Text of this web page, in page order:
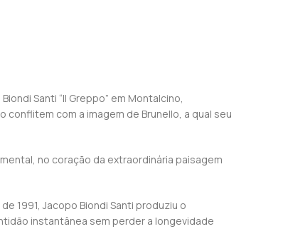
Santi “Il Greppo” em Montalcino,
com a imagem de Brunello, a qual seu
no coração da extraordinária paisagem
1991, Jacopo Biondi Santi produziu o
instantânea sem perder a longevidade